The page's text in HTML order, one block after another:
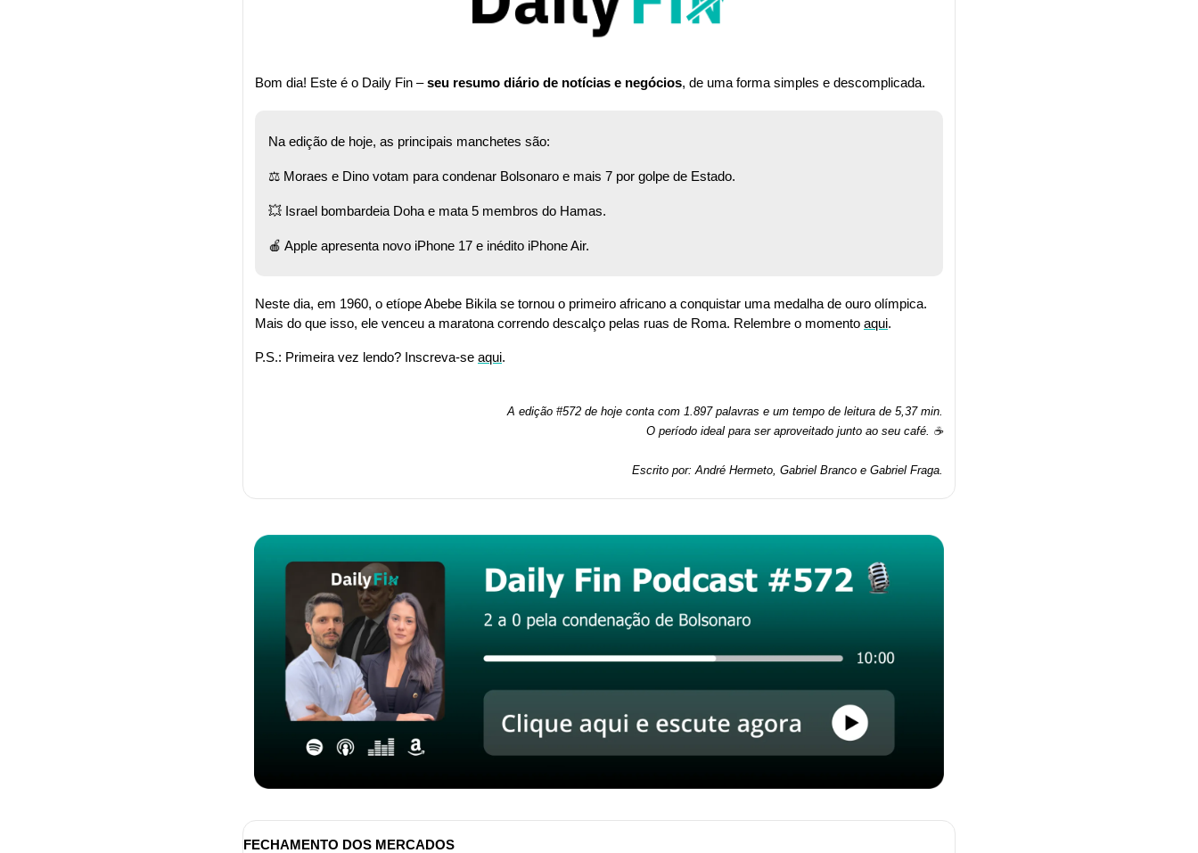
Bom dia! Este é o Daily Fin – seu resumo diário de notícias e negócios, de uma forma simples e descomplicada.
Na edição de hoje, as principais manchetes são:
⚖️ Moraes e Dino votam para condenar Bolsonaro e mais 7 por golpe de Estado.
💥 Israel bombardeia Doha e mata 5 membros do Hamas.
🍎 Apple apresenta novo iPhone 17 e inédito iPhone Air.
Neste dia, em 1960, o etíope Abebe Bikila se tornou o primeiro africano a conquistar uma medalha de ouro olímpica.
Mais do que isso, ele venceu a maratona correndo descalço pelas ruas de Roma. Relembre o momento aqui.
P.S.: Primeira vez lendo? Inscreva-se aqui.
A edição #572 de hoje conta com 1.897 palavras e um tempo de leitura de 5,37 min.
O período ideal para ser aproveitado junto ao seu café. ☕
Escrito por: André Hermeto, Gabriel Branco e Gabriel Fraga.
FECHAMENTO DOS MERCADOS